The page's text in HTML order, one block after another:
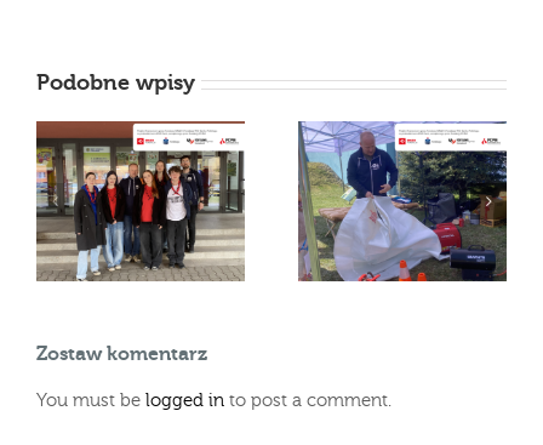
Podobne wpisy
Inicjatywa „Trenuję z
harcerzami” za nami
Praktyczne lekcje
ochrony ludności dla
uczniów
Zostaw komentarz
You must be logged in to post a comment.